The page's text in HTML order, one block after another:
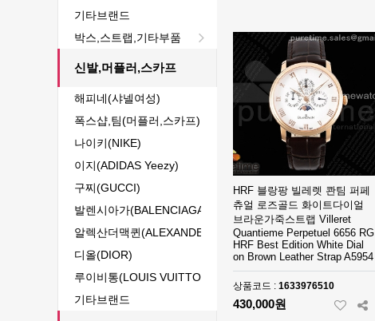
기타브랜드
박스,스트랩,기타부품
신발,머플러,스카프
해피네(샤넬여성)
폭스샵,팀(머플러,스카프)
나이키(NIKE)
이지(ADIDAS Yeezy)
구찌(GUCCI)
발렌시아가(BALENCIAGA)
알렉산더맥퀸(ALEXANDER MCQUEEN)
디올(DIOR)
루이비통(LOUIS VUITTON)
기타브랜드
HRF 블랑팡 빌레렛 콴팀 퍼페
츄얼 로즈골드 화이트다이얼
브라운가죽스트랩 Villeret
Quantieme Perpetuel 6656 RG
HRF Best Edition White Dial
on Brown Leather Strap A5954
상품코드 : 1633976510
430,000원